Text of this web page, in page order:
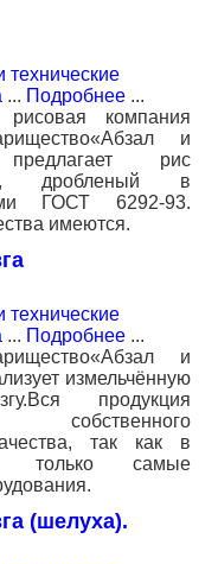
... Подробнее ...
рисовая компания
и
рис
дробленый в
ГОСТ 6292-93.
имеются.
... Подробнее ...
и
измельчённую
продукция
так как в
только самые
(шелуха).